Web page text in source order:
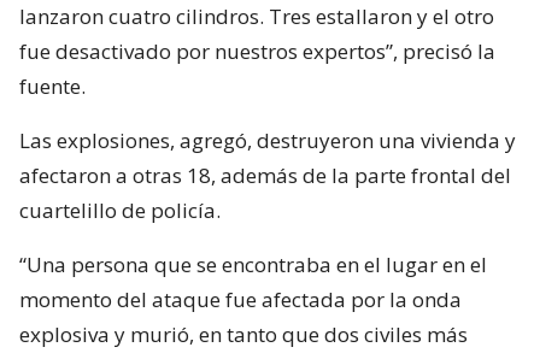
lanzaron cuatro cilindros. Tres estallaron y el otro
fue desactivado por nuestros expertos”, precisó la
fuente.
Las explosiones, agregó, destruyeron una vivienda y
afectaron a otras 18, además de la parte frontal del
cuartelillo de policía.
“Una persona que se encontraba en el lugar en el
momento del ataque fue afectada por la onda
explosiva y murió, en tanto que dos civiles más